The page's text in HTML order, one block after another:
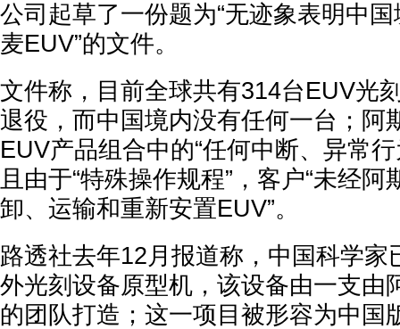
公司起草了一份题为“无迹象表明中
麦EUV”的文件。
文件称，目前全球共有314台EUV光
退役，而中国境内没有任何一台；阿
EUV产品组合中的“任何中断、异常
且由于“特殊操作规程”，客户“未经
卸、运输和重新安置EUV”。
路透社去年12月报道称，中国科学家
外光刻设备原型机，该设备由一支由
的团队打造；这一项目被形容为中国